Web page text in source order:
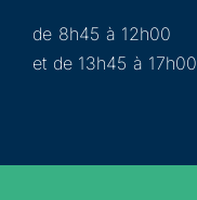
de 8h45 à 12h00
et de 13h45 à 17h00